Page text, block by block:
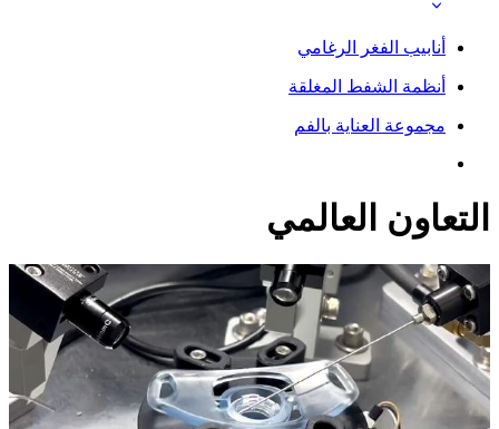
أنابيب الفغر الرغامي
أنظمة الشفط المغلقة
مجموعة العناية بالفم
التعاون العالمي